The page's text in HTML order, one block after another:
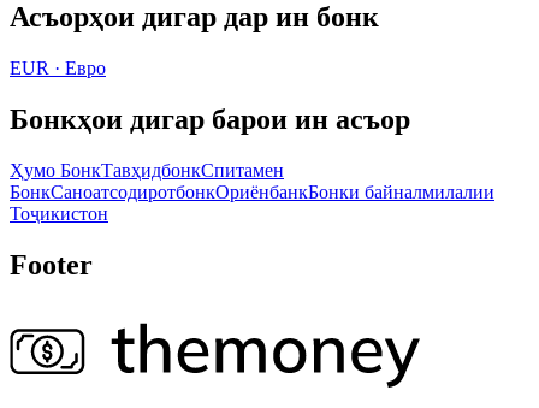
Асъорҳои дигар дар ин бонк
EUR · Евро
Бонкҳои дигар барои ин асъор
Ҳумо БонкТавҳидбонкСпитамен
БонкСаноатсодиротбонкОриёнбанкБонки байналмилалии
Тоҷикистон
Footer